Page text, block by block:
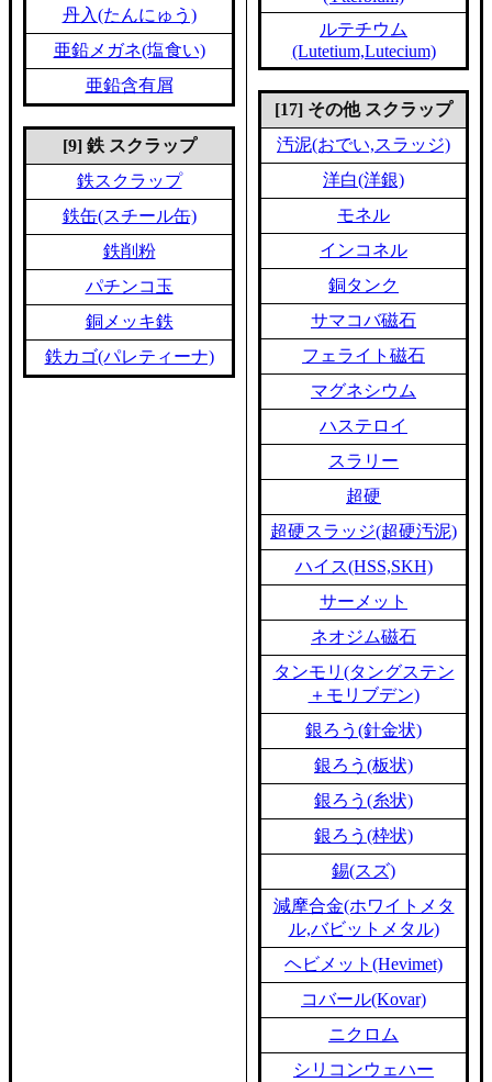
丹入(たんにゅう)
亜鉛メガネ(塩食い)
亜鉛含有屑
[9] 鉄 スクラップ
鉄スクラップ
鉄缶(スチール缶)
鉄削粉
パチンコ玉
銅メッキ鉄
鉄カゴ(パレティーナ)
ルテチウム
(Lutetium,Lutecium)
[17] その他 スクラップ
汚泥(おでい,スラッジ)
洋白(洋銀)
モネル
インコネル
銅タンク
サマコバ磁石
フェライト磁石
マグネシウム
ハステロイ
スラリー
超硬
超硬スラッジ(超硬汚泥)
ハイス(HSS,SKH)
サーメット
ネオジム磁石
タンモリ(タングステン
＋モリブデン)
銀ろう(針金状)
銀ろう(板状)
銀ろう(糸状)
銀ろう(枠状)
錫(スズ)
減摩合金(ホワイトメタ
ル,バビットメタル)
ヘビメット(Hevimet)
コバール(Kovar)
ニクロム
シリコンウェハー